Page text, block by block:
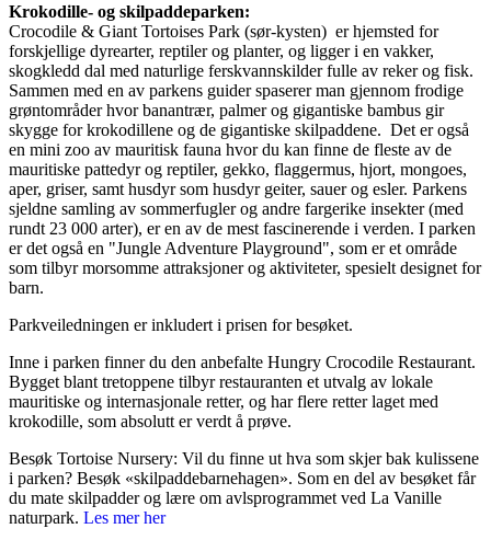
Krokodille- og skilpaddeparken:
Crocodile & Giant Tortoises Park (sør-kysten) er hjemsted for
forskjellige dyrearter, reptiler og planter, og ligger i en vakker,
skogkledd dal med naturlige ferskvannskilder fulle av reker og fisk.
Sammen med en av parkens guider spaserer man gjennom frodige
grøntområder hvor banantrær, palmer og gigantiske bambus gir
skygge for krokodillene og de gigantiske skilpaddene. Det er også
en mini zoo av mauritisk fauna hvor du kan finne de fleste av de
mauritiske pattedyr og reptiler, gekko, flaggermus, hjort, mongoes,
aper, griser, samt husdyr som husdyr geiter, sauer og esler. Parkens
sjeldne samling av sommerfugler og andre fargerike insekter (med
rundt 23 000 arter), er en av de mest fascinerende i verden. I parken
er det også en "Jungle Adventure Playground", som er et område
som tilbyr morsomme attraksjoner og aktiviteter, spesielt designet for
barn.
Parkveiledningen er inkludert i prisen for besøket.
Inne i parken finner du den anbefalte Hungry Crocodile Restaurant.
Bygget blant tretoppene tilbyr restauranten et utvalg av lokale
mauritiske og internasjonale retter, og har flere retter laget med
krokodille, som absolutt er verdt å prøve.
Besøk Tortoise Nursery: Vil du finne ut hva som skjer bak kulissene
i parken? Besøk «skilpaddebarnehagen». Som en del av besøket får
du mate skilpadder og lære om avlsprogrammet ved La Vanille
naturpark. Les mer her